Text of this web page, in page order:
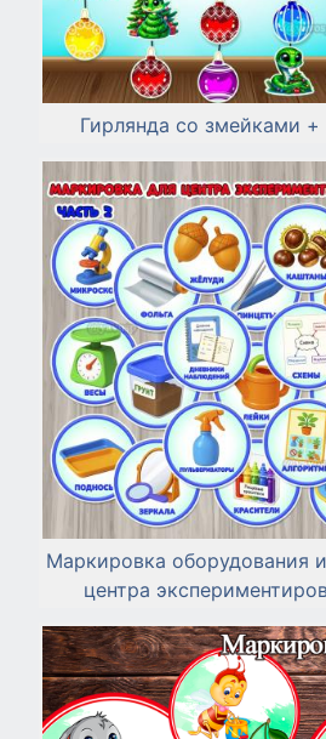
Гирлянда со змейками
Маркировка оборудования
центра